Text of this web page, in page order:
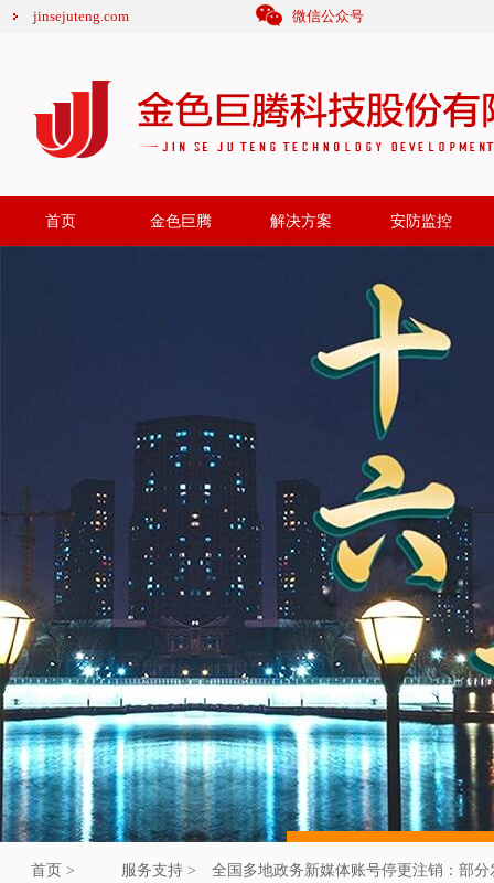
jinsejuteng.com 微信公众号
首页 金色巨腾 解决方案 安防监控
首页 > 服务支持 > 全国多地政务新媒体账号停更注销：部